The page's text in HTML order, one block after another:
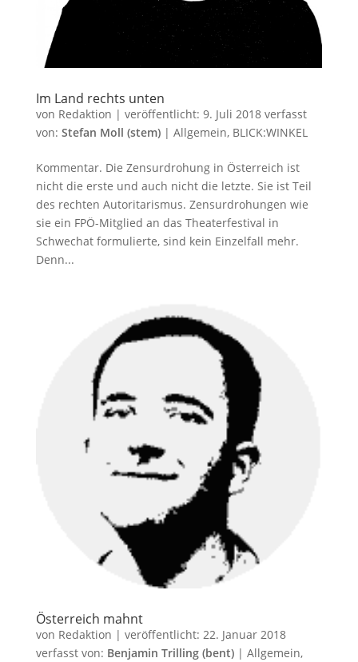
Im Land rechts unten
von Redaktion | veröffentlicht: 9. Juli 2018verfasst
von: Stefan Moll (stem)| Allgemein, BLICK:WINKEL
Kommentar. Die Zensurdrohung in Österreich ist
nicht die erste und auch nicht die letzte. Sie ist Teil
des rechten Autoritarismus. Zensurdrohungen wie
sie ein FPÖ-Mitglied an das Theaterfestival in
Schwechat formulierte, sind kein Einzelfall mehr.
Denn...
Österreich mahnt
von Redaktion | veröffentlicht: 22. Januar 2018
verfasst von: Benjamin Trilling (bent)| Allgemein,